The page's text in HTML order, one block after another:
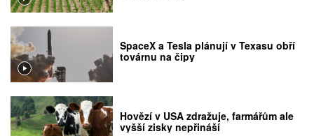
SpaceX a Tesla plánují v Texasu obří
továrnu na čipy
Hovězí v USA zdražuje, farmářům ale
vyšší zisky nepřináší